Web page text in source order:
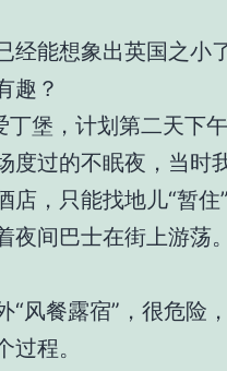
经能想象出英国之小
趣？
丁堡，计划第二天下
度过的不眠夜，当时
店，只能找地儿“暂
夜间巴士在街上游荡
“风餐露宿”，很危险
过程。